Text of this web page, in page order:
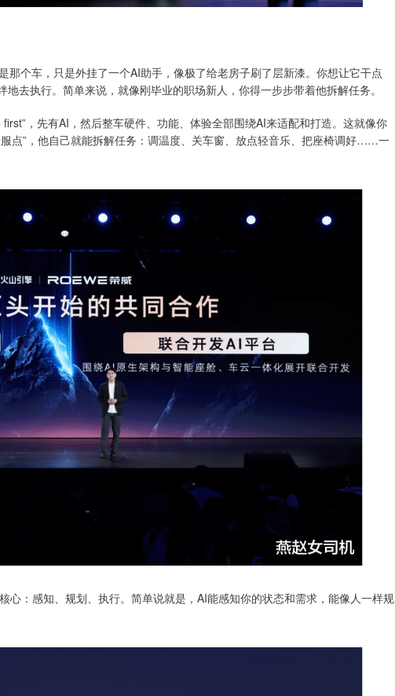
个车，只是外挂了一个AI助手，像极了给老房子刷了层新漆。你想让它干点
去执行。简单来说，就像刚毕业的职场新人，你得一步步带着他拆解任务。
，先有AI，然后整车硬件、功能、体验全部围绕AI来适配和打造。这就像你
点”，他自己就能拆解任务：调温度、关车窗、放点轻音乐、把座椅调好……一
心：感知、规划、执行。简单说就是，AI能感知你的状态和需求，能像人一样规